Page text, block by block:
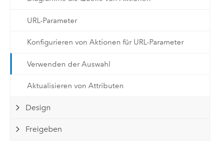
URL-Parameter
Konfigurieren von Aktionen für URL-Parameter
Verwenden der Auswahl
Aktualisieren von Attributen
Design
Freigeben